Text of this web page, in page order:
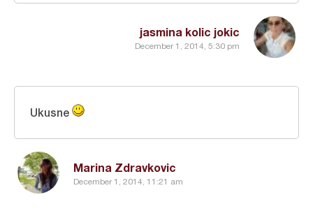
jasmina kolic jokic
December 1, 2014, 5:30 pm
Marina Zdravkovic
December 1, 2014, 11:21 am
Ukusne